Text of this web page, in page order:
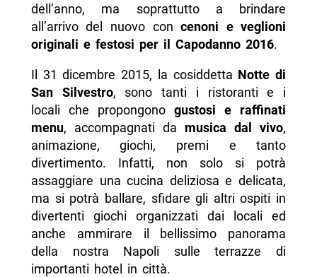
dell’anno, ma soprattutto a brindare
all’arrivo del nuovo concenoni e veglioni
originali e festosi per il Capodanno 2016.
Il 31 dicembre 2015, la cosiddetta Notte di
San Silvestro, sono tanti i ristoranti e i
locali che propongonogustosi e raffinati
menu, accompagnati da musica dal vivo,
animazione, giochi, premi e tanto
divertimento. Infatti, non solo si potrà
assaggiare una cucina deliziosa e delicata,
ma si potrà ballare, sfidare gli altri ospiti in
divertenti giochi organizzati dai locali ed
anche ammirare il bellissimo panorama
della nostra Napoli sulle terrazze di
importanti hotel in città.